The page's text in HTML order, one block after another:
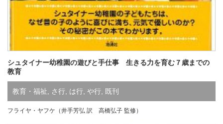
シュタイナー幼稚園の遊びと手仕事 生きる力を育む７歳までの
教育
教育・福祉 さ行 は行 や行 既刊
フライヤ・ヤフケ（井手芳弘 訳 高橋弘子 監修）